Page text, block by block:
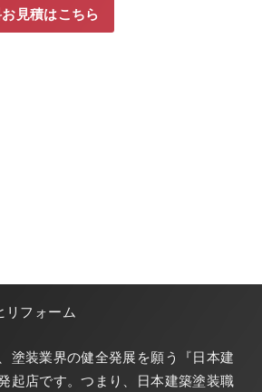
見積はこちら
塗装業界の健全発展を願う『日本建
起店です。つまり、日本建築塗装職